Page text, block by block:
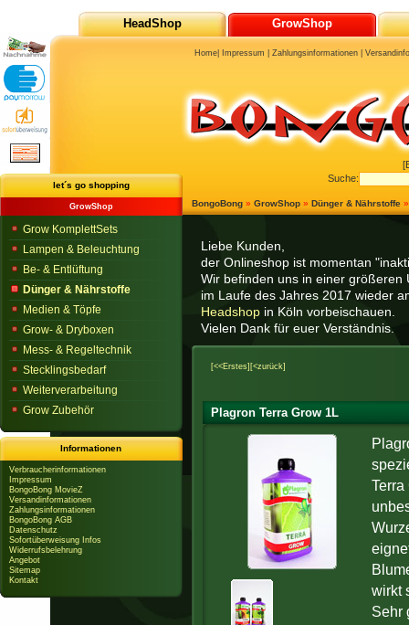
Liebe Kunden,
der Onlineshop ist momentan
Wir befinden uns in einer größeren
im Laufe des Jahres 2017 wieder
Headshop in Köln vorbeischauen.
Vielen Dank für euer Verständnis.
[<<Erstes] [<zurück]
Plagron Terra Grow 1L
wirkt
Sehr
BongoBong » GrowShop » Dünger & Nährstoffe
let´s go shopping
GrowShop
Grow KomplettSets
Lampen & Beleuchtung
Be- & Entlüftung
Dünger & Nährstoffe
Medien & Töpfe
Grow- & Dryboxen
Mess- & Regeltechnik
Stecklingsbedarf
Weiterverarbeitung
Grow Zubehör
Informationen
Verbraucherinformationen
Impressum
BongoBong MovieZ
Versandinformationen
Zahlungsinformationen
BongoBong AGB
Datenschutz
Sofortüberweisung Infos
Widerrufsbelehrung
Angebot
Sitemap
Kontakt
HeadShop GrowShop
Suche:
Home Impressum |Zahlungsinformationen |